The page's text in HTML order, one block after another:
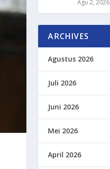
Agu 2, 2026
ARCHIVES
Agustus 2026
Juli 2026
Juni 2026
Mei 2026
April 2026